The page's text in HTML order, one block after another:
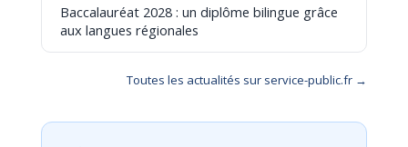
Baccalauréat 2028 : un diplôme bilingue grâce
aux langues régionales
Toutes les actualités sur service-public.fr →